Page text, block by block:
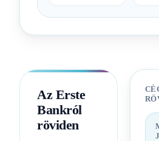
Az Erste
Bankról
röviden